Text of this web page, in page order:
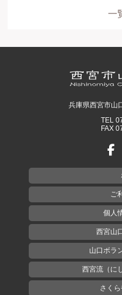
一
兵庫県西宮市山
TEL
FAX
ご
個人
西宮山
山口ボラ
西宮流（に
さく